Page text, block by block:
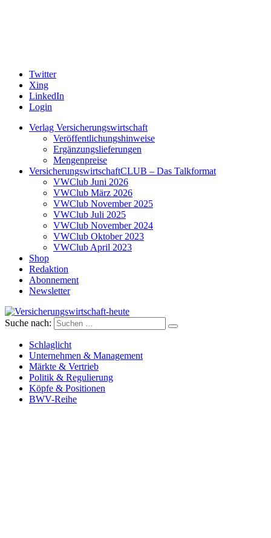
Twitter
Xing
LinkedIn
Login
Verlag Versicherungswirtschaft
Veröffentlichungshinweise
Ergänzungslieferungen
Mengenpreise
VersicherungswirtschaftCLUB – Das Talkformat
VWClub Juni 2026
VWClub März 2026
VWClub November 2025
VWClub Juli 2025
VWClub November 2024
VWClub Oktober 2023
VWClub April 2023
Shop
Redaktion
Abonnement
Newsletter
Versicherungswirtschaft-heute
Suche nach:
Schlaglicht
Unternehmen & Management
Märkte & Vertrieb
Politik & Regulierung
Köpfe & Positionen
BWV-Reihe